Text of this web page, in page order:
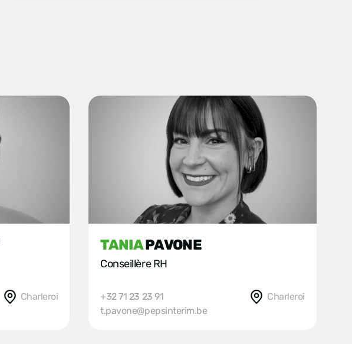
Charleroi
TANIAPAVONE
Conseillère RH
+32 71 23 23 91
Charleroi
t.pavone@pepsinterim.be